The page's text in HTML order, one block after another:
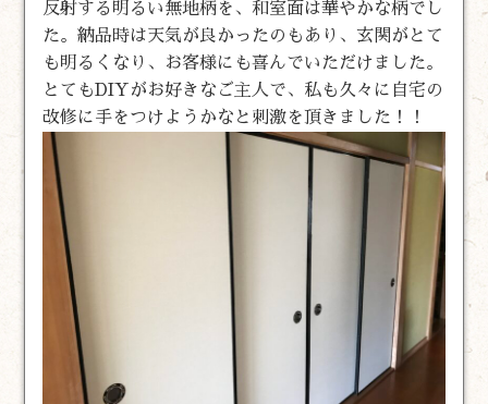
反射する明るい無地柄を、和室面は華やかな柄でし
た。納品時は天気が良かったのもあり、玄関がとて
も明るくなり、お客様にも喜んでいただけました。
とてもDIYがお好きなご主人で、私も久々に自宅の
改修に手をつけようかなと刺激を頂きました！！